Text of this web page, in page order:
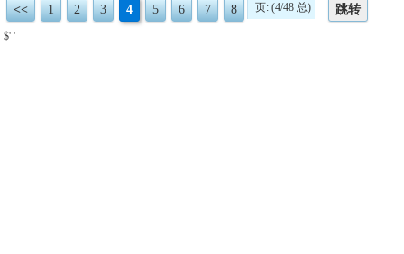
<< 1 2 3 4 5 6 7 8 页: (4/48 总) 跳转
$' '